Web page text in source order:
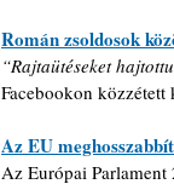
Román zsoldosok
“Rajtaütéseket
Facebookon közzétett
Az EU
Az Európai